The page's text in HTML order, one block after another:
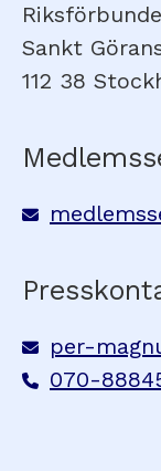
Sankt
112 38
per-
070-